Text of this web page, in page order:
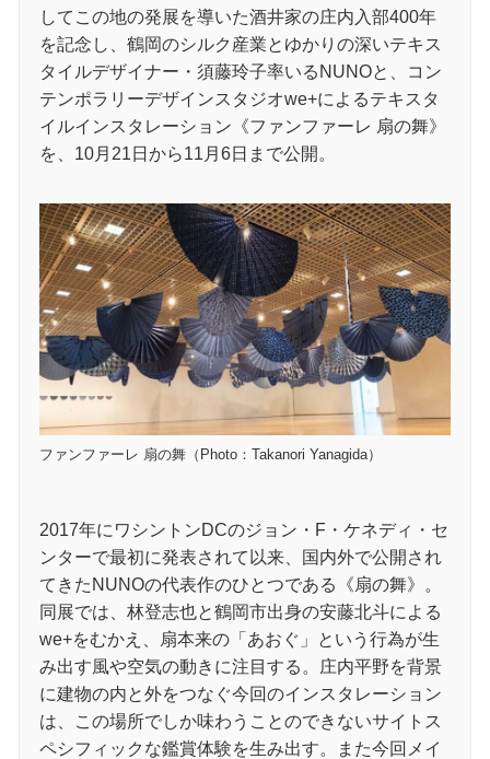
してこの地の発展を導いた酒井家の庄内入部400年
を記念し、鶴岡のシルク産業とゆかりの深いテキス
タイルデザイナー・須藤玲子率いるNUNOと、コン
テンポラリーデザインスタジオwe+によるテキスタ
イルインスタレーション《ファンファーレ 扇の舞》
を、10月21日から11月6日まで公開。
ファンファーレ 扇の舞（Photo：Takanori Yanagida）
2017年にワシントンDCのジョン・F・ケネディ・セ
ンターで最初に発表されて以来、国内外で公開され
てきたNUNOの代表作のひとつである《扇の舞》。
同展では、林登志也と鶴岡市出身の安藤北斗による
we+をむかえ、扇本来の「あおぐ」という行為が生
み出す風や空気の動きに注目する。庄内平野を背景
に建物の内と外をつなぐ今回のインスタレーション
は、この場所でしか味わうことのできないサイトス
ペシフィックな鑑賞体験を生み出す。また今回メイ